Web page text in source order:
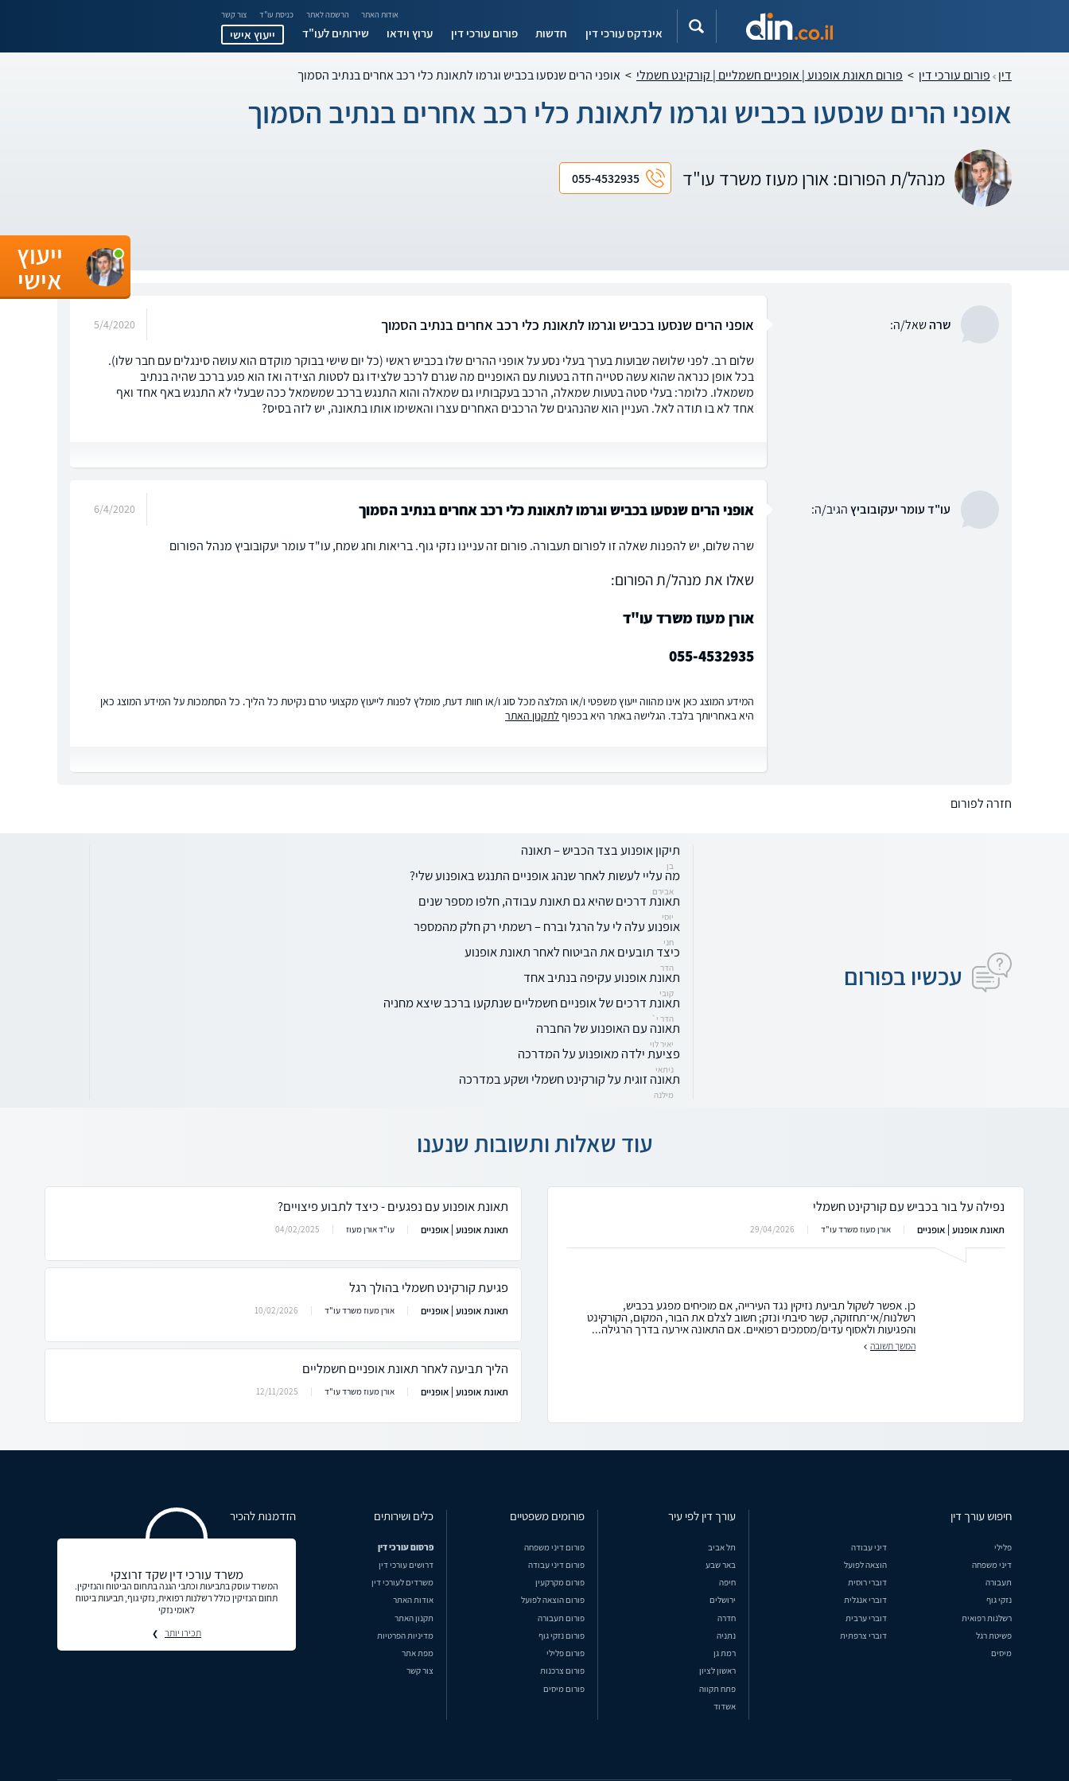
אודות האתר הרשמה לאתר כניסת עו"ד צור קשר
אינדקס עורכי דין חדשות פורום עורכי דין ערוץ וידאו שירותים לעו"ד ייעוץ אישי
דין פורום עורכי דין > פורום תאונת אופנוע | אופניים חשמליים | קורקינט חשמלי > אופני הרים שנסעו בכביש וגרמו לתאונת כלי רכב אחרים בנתיב הסמוך
אופני הרים שנסעו בכביש וגרמו לתאונת כלי רכב אחרים בנתיב הסמוך
מנהל/ת הפורום: אורן מעוז משרד עו"ד 055-4532935
שרהשאל/ה: אופני הרים שנסעו בכביש וגרמו לתאונת כלי רכב אחרים בנתיב הסמוך 5/4/2020
שלום רב. לפני שלושה שבועות בערך בעלי נסע על אופני ההרים שלו בכביש ראשי (כל יום שישי בבוקר מוקדם הוא עושה סינגלים עם חבר שלו).
בכל אופן כנראה שהוא עשה סטייה חדה בטעות עם האופניים מה שגרם לרכב שלצידו גם לסטות הצידה ואז הוא פגע ברכב שהיה בנתיב
משמאלו. כלומר: בעלי סטה בטעות שמאלה, הרכב בעקבותיו גם שמאלה והוא התנגש ברכב שמשמאל ככה שבעלי לא התנגש באף אחד ואף
אחד לא בו תודה לאל. העניין הוא שהנהגים של הרכבים האחרים עצרו והאשימו אותו בתאונה, יש לזה בסיס?
עו"ד עומר יעקובוביץהגיב/ה: אופני הרים שנסעו בכביש וגרמו לתאונת כלי רכב אחרים בנתיב הסמוך 6/4/2020
שרה שלום, יש להפנות שאלה זו לפורום תעבורה. פורום זה עניינו נזקי גוף. בריאות וחג שמח, עו"ד עומר יעקובוביץ מנהל הפורום
שאלו את מנהל/ת הפורום:
אורן מעוז משרד עו"ד
055-4532935
המידע המוצג כאן אינו מהווה ייעוץ משפטי ו/או המלצה מכל סוג ו/או חוות דעת, מומלץ לפנות לייעוץ מקצועי טרם נקיטת כל הליך. כל הסתמכות על המידע המוצג כאן
היא באחריותך בלבד. הגלישה באתר היא בכפוף לתקנון האתר
חזרה לפורום
עכשיו בפורום
תיקון אופנוע בצד הכביש – תאונה
בן
מה עליי לעשות לאחר שנהג אופניים התנגש באופנוע שלי?
אבירם
תאונת דרכים שהיא גם תאונת עבודה, חלפו מספר שנים
יוסי
אופנוע עלה לי על הרגל וברח – רשמתי רק חלק מהמספר
חני
כיצד תובעים את הביטוח לאחר תאונת אופנוע
הדר
תאונת אופנוע עקיפה בנתיב אחד
קובי
תאונת דרכים של אופניים חשמליים שנתקעו ברכב שיצא מחניה
הדר י`
תאונה עם האופנוע של החברה
יאיר לוי
פציעת ילדה מאופנוע על המדרכה
ניתאי
תאונה זוגית על קורקינט חשמלי ושקע במדרכה
מילנה
עוד שאלות ותשובות שנענו
נפילה על בור בכביש עם קורקינט חשמלי
תאונת אופנוע | אופניים אורן מעוז משרד עו"ד 29/04/2026
כן. אפשר לשקול תביעת נזיקין נגד העירייה, אם מוכיחים מפגע בכביש,
רשלנות/אי־תחזוקה, קשר סיבתי ונזק; חשוב לצלם את הבור, המקום, הקורקינט
והפגיעות ולאסוף עדים/מסמכים רפואיים. אם התאונה אירעה בדרך הרגילה...
המשך תשובה
תאונת אופנוע עם נפגעים - כיצד לתבוע פיצויים?
תאונת אופנוע | אופניים עו"ד אורן מעוז 04/02/2025
פגיעת קורקינט חשמלי בהולך רגל
תאונת אופנוע | אופניים אורן מעוז משרד עו"ד 10/02/2026
הליך תביעה לאחר תאונת אופניים חשמליים
תאונת אופנוע | אופניים אורן מעוז משרד עו"ד 12/11/2025
ייעוץ
אישי
חיפוש עורך דין
פלילי
דיני עבודה
דיני משפחה
הוצאה לפועל
תעבורה
דוברי רוסית
נזקי גוף
דוברי אנגלית
רשלנות רפואית
דוברי ערבית
פשיטת רגל
דוברי צרפתית
מיסים
עורך דין לפי עיר
תל אביב
באר שבע
חיפה
ירושלים
חדרה
נתניה
רמת גן
ראשון לציון
פתח תקווה
אשדוד
פורומים משפטיים
פורום דיני משפחה
פורום דיני עבודה
פורום מקרקעין
פורום הוצאה לפועל
פורום תעבורה
פורום נזקי גוף
פורום פלילי
פורום צרכנות
פורום מיסים
כלים ושירותים
פרסום עורכי דין
דרושים עורכי דין
משרדים לעורכי דין
אודות האתר
תקנון האתר
מדיניות הפרטיות
מפת אתר
צור קשר
הזדמנות להכיר
משרד עורכי דין שקד זרוצקי
המשרד עוסק בתביעות וכתבי הגנה בתחום הביטוח והנזיקין.
תחום הנזיקין כולל רשלנות רפואית, נזקי גוף, תביעות ביטוח
לאומי נזקי
תכירו יותר